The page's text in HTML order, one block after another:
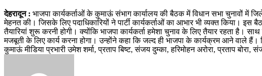
देहरादून : भाजपा कार्यकर्ताओं के कुमाऊं संभाग कार्यालय की बैठक में विधान सभा चुनावों में
मेहनत की। जिसके लिए पदाधिकारियों ने पार्टी कार्यकर्ताओं का आभार भी व्यक्त किया।
तैयारियां शुरू करनी होगी। क्योंकि भाजपा कार्यकर्ता हमेशा चुनाव के लिए तैयार रहता है।
मजबूती के लिए कार्य करना होगा। उन्होंने कहा कि जल्द ही भाजपा के कार्यक्रम आने वाले
कुमाऊं मीडिया प्रभारी उमेश शर्मा, प्रताप बिष्ट, संजय दुम्का, हरिमोहन अरोरा, प्रताप